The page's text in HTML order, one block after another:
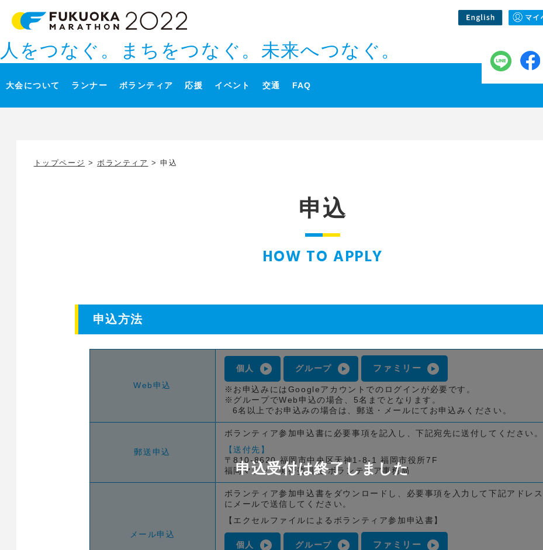
人をつなぐ。まちをつなぐ。未来へつなぐ。
大会について ランナー ボランティア 応援 イベント 交通 FAQ
トップページ >ボランティア > 申込
申込
HOW TO APPLY
申込方法
申込受付は終了しました
Web申込
個人 グループ ファミリー
※お申込みにはGoogleアカウントでのログインが必要です。
※グループでWeb申込の場合、5名までとなります。
6名以上でお申込みの場合は、郵送・メールにてお申込みください。
郵送申込
ボランティア参加申込書に必要事項を記入し、下記宛先に送付してください。
【送付先】
〒810-8620 福岡市中央区天神1-8-1 福岡市役所7F
福岡マラソン実行委員会 ボランティア事務局
メール申込
ボランティア参加申込書をダウンロードし、必要事項を入力して下記アドレス
にメールで送信してください。
【エクセルファイルによるボランティア参加申込書】
個人 グループ ファミリー